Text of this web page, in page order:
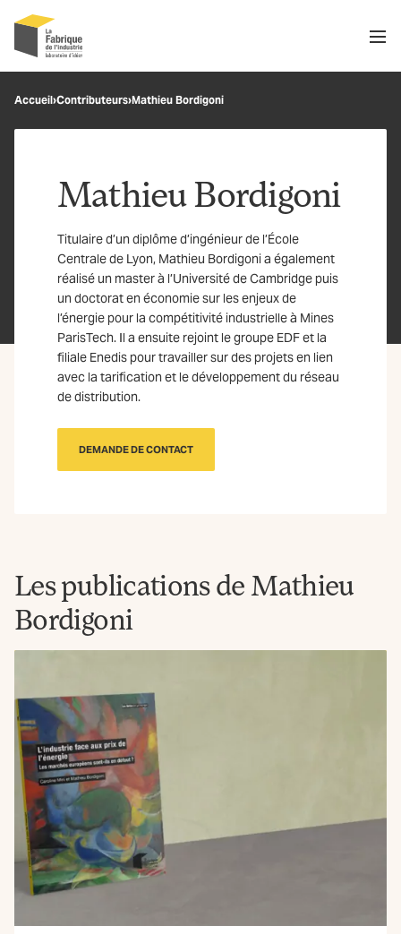
Recherche
Accueil›Contributeurs›Mathieu Bordigoni
Mathieu Bordigoni
Titulaire d’un diplôme d’ingénieur de l’École
Centrale de Lyon, Mathieu Bordigoni a également
réalisé un master à l’Université de Cambridge puis
un doctorat en économie sur les enjeux de
l’énergie pour la compétitivité industrielle à Mines
ParisTech. Il a ensuite rejoint le groupe EDF et la
filiale Enedis pour travailler sur des projets en lien
avec la tarification et le développement du réseau
de distribution.
DEMANDE DE CONTACT
Les publications de Mathieu
Bordigoni